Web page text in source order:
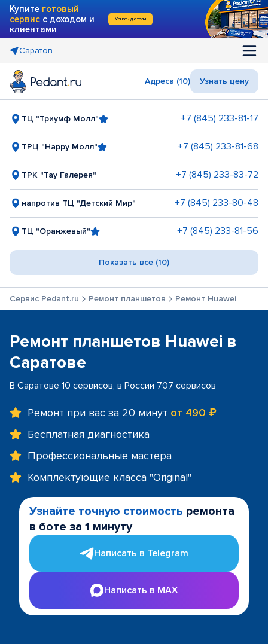
Купите готовый
сервис с доходом и
клиентами
Узнать детали
Саратов
Адреса (10) Узнать цену
ТЦ "Триумф Молл" +7 (845) 233-81-17
ТРЦ "Happy Молл" +7 (845) 233-81-68
ТРК "Тау Галерея" +7 (845) 233-83-72
напротив ТЦ "Детский Мир" +7 (845) 233-80-48
ТЦ "Оранжевый" +7 (845) 233-81-56
Показать все (10)
Сервис Pedant.ru Ремонт планшетов Ремонт Huawei
Ремонт планшетов Huawei в
Саратове
В Саратове 10 сервисов, в России 707 сервисов
Ремонт при вас за 20 минут от 490 ₽
Бесплатная диагностика
Профессиональные мастера
Комплектующие класса "Original"
Узнайте точную стоимость ремонта
в боте за 1 минуту
Написать в Telegram
Написать в MAX